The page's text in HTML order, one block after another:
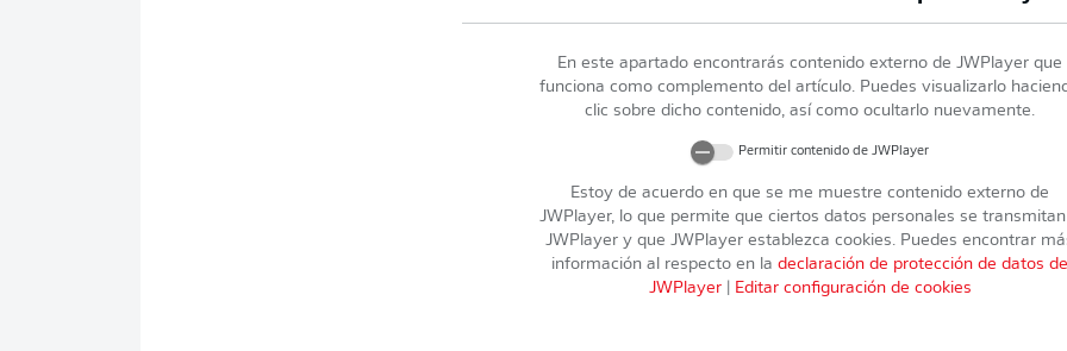
En este apartado encontrarás contenido externo de JWPlayer que
funciona como complemento del artículo. Puedes visualizarlo
clic sobre dicho contenido, así como ocultarlo nuevamente.
Permitir contenido de JWPlayer
Estoy de acuerdo en que se me muestre contenido externo de
JWPlayer, lo que permite que ciertos datos personales se
JWPlayer y que JWPlayer establezca cookies. Puedes encontrar
información al respecto en la declaración de protección de datos de
JWPlayer| Editar configuración de cookies